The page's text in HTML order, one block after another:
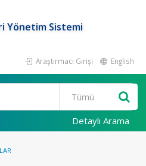
Yönetim Sistemi
Araştırmacı Girişi English
Detaylı Arama